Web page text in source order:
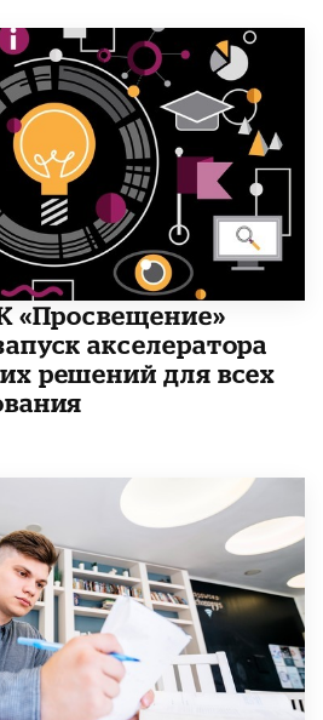
«Просвещение»
акселератора
решений для всех